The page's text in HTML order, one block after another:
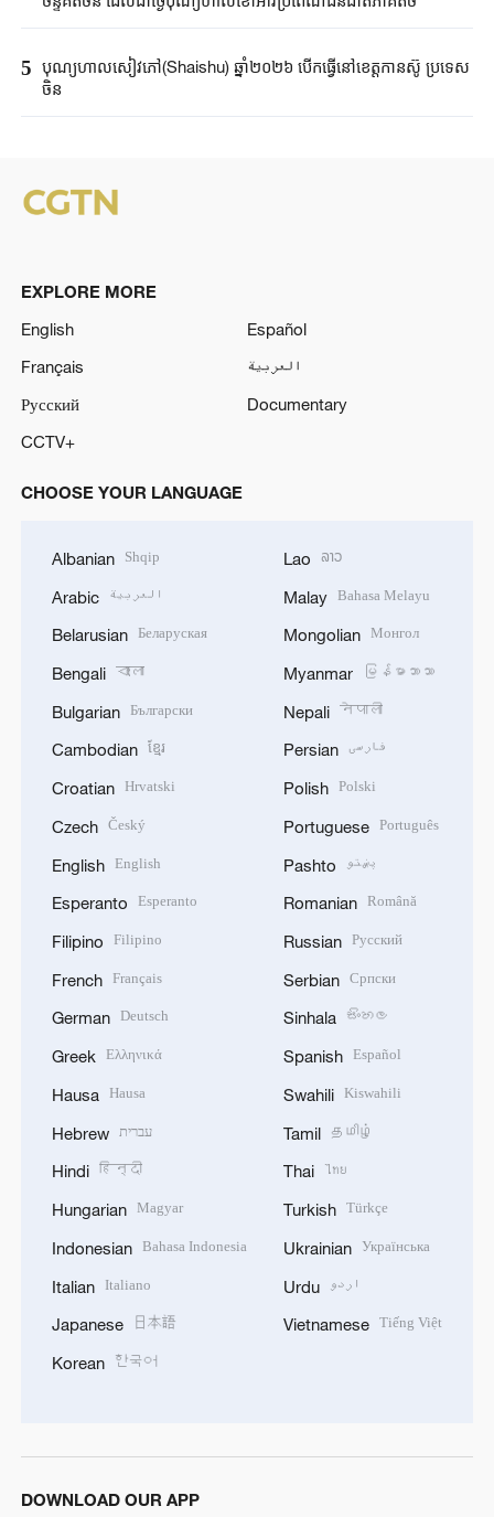
5 បុណ្យហាលសៀវភៅ(Shaishu) ឆ្នាំ២០២៦ បើកធ្វើនៅ​ខេត្តកានស៊ូ ប្រទេស​
ចិន​
EXPLORE MORE
English
Español
Français
العربية
Русский
Documentary
CCTV+
CHOOSE YOUR LANGUAGE
Albanian Shqip
Arabic العربية
Belarusian Беларуская
Bengali বাংলা
Bulgarian Български
Cambodian ខ្មែរ
Croatian Hrvatski
Czech Český
English English
Esperanto Esperanto
Filipino Filipino
French Français
German Deutsch
Greek Ελληνικά
Hausa Hausa
Hebrew עברית
Hindi हिन्दी
Hungarian Magyar
Indonesian Bahasa Indonesia
Italian Italiano
Japanese 日本語
Korean 한국어
Lao ລາວ
Malay Bahasa Melayu
Mongolian Монгол
Myanmar မြန်မာဘာသာ
Nepali नेपाली
Persian فارسی
Polish Polski
Portuguese Português
Pashto پښتو
Romanian Română
Russian Русский
Serbian Српски
Sinhala සිංහල
Spanish Español
Swahili Kiswahili
Tamil தமிழ்
Thai ไทย
Turkish Türkçe
Ukrainian Українська
Urdu اردو
Vietnamese Tiếng Việt
DOWNLOAD OUR APP